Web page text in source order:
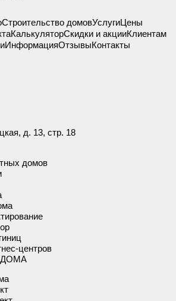
Строительство домовУслугиЦены
КалькуляторСкидки и акцииКлиентам
ИнформацияОтзывыКонтакты
д. 13, стр. 18
домов
центров
ДОМА